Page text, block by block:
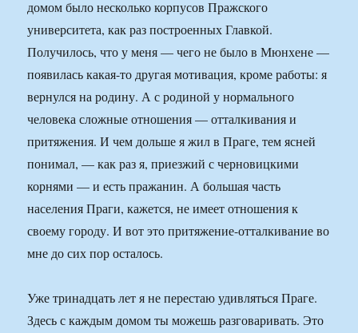
домом было несколько корпусов Пражского
университета, как раз построенных Главкой.
Получилось, что у меня — чего не было в Мюнхене —
появилась какая-то другая мотивация, кроме работы: я
вернулся на родину. А с родиной у нормального
человека сложные отношения — отталкивания и
притяжения. И чем дольше я жил в Праге, тем ясней
понимал, — как раз я, приезжий с черновицкими
корнями — и есть пражанин. А большая часть
населения Праги, кажется, не имеет отношения к
своему городу. И вот это притяжение-отталкивание во
мне до сих пор осталось.
Уже тринадцать лет я не перестаю удивляться Праге.
Здесь с каждым домом ты можешь разговаривать. Это